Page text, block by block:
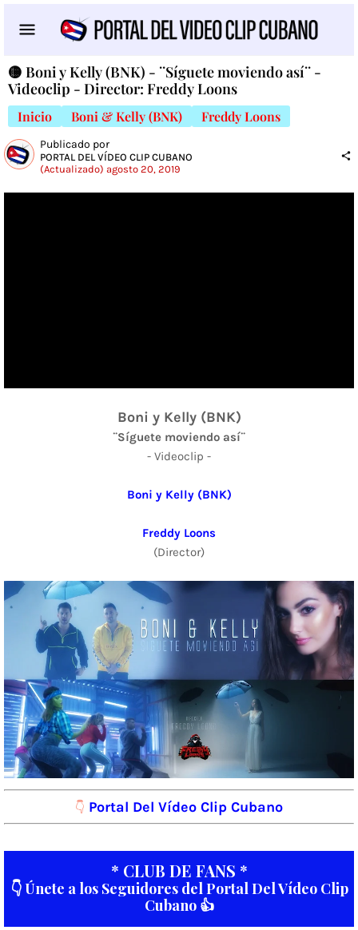
🟡 Boni y Kelly (BNK) - ¨Síguete moviendo así¨ -
Videoclip - Director: Freddy Loons
Inicio Boni & Kelly (BNK) Freddy Loons
Publicado por
PORTAL DEL VÍDEO CLIP CUBANO
(Actualizado) agosto 20, 2019
Boni y Kelly (BNK)
¨Síguete moviendo así¨
- Videoclip -
Boni y Kelly (BNK)
Freddy Loons
(Director)
👇 Portal Del Vídeo Clip Cubano
* CLUB DE FANS *
👇 Únete a los Seguidores del Portal Del Vídeo Clip
Cubano 👍